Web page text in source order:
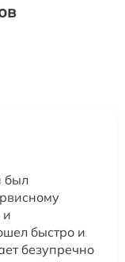
был
и
быстро и
безупречно